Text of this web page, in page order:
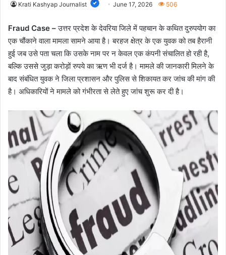
Krati Kashyap Journalist June 17, 2026 506
Fraud Case –उत्तर प्रदेश के देवरिया जिले में पहचान के कथित दुरुपयोग का
एक चौंकाने वाला मामला सामने आया है। बरहज क्षेत्र के एक युवक को तब हैरानी
हुई जब उसे पता चला कि उसके नाम पर न केवल एक कंपनी संचालित हो रही है,
बल्कि उससे जुड़ा करोड़ों रुपये का ऋण भी दर्ज है। मामले की जानकारी मिलने के
बाद संबंधित युवक ने जिला प्रशासन और पुलिस से शिकायत कर जांच की मांग की
है। अधिकारियों ने मामले को गंभीरता से लेते हुए जांच शुरू कर दी है।